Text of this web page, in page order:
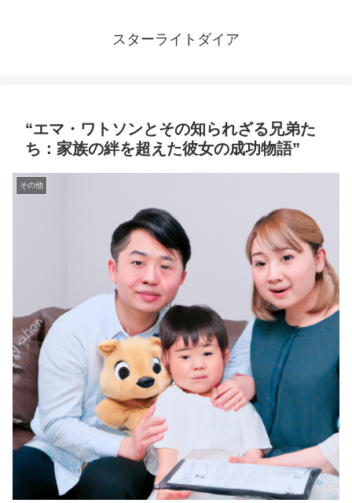
スターライトダイア
“エマ・ワトソンとその知られざる兄弟た
ち：家族の絆を超えた彼女の成功物語”
その他